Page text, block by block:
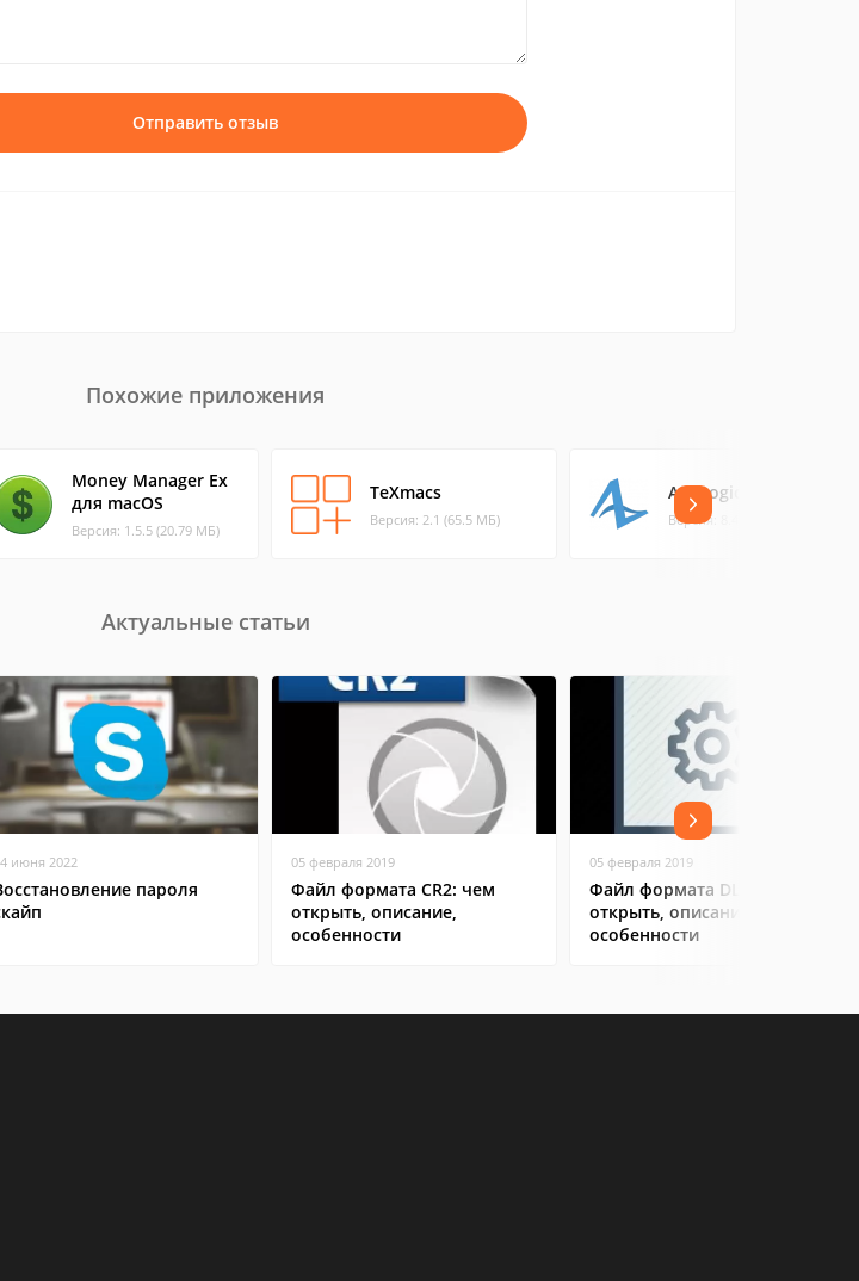
Отправить отзыв
Похожие приложения
Money Manager Ex
для macOS
Версия: 1.5.5 (20.79 МБ)
TeXmacs
Версия: 2.1 (65.5 МБ)
AnyLogic
Версия: 8.4.0 (852.21 МБ)
Актуальные статьи
июня 2022
пароля
05 февраля 2019
Файл формата CR2: чем
открыть, описание,
особенности
05 февраля 2019
Файл формата DLL: чем
открыть, описание,
особенности